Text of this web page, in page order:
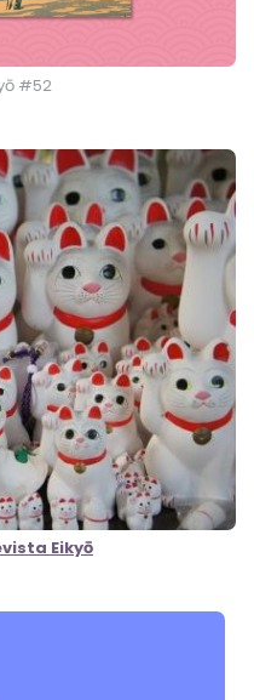
#52
Eikyō